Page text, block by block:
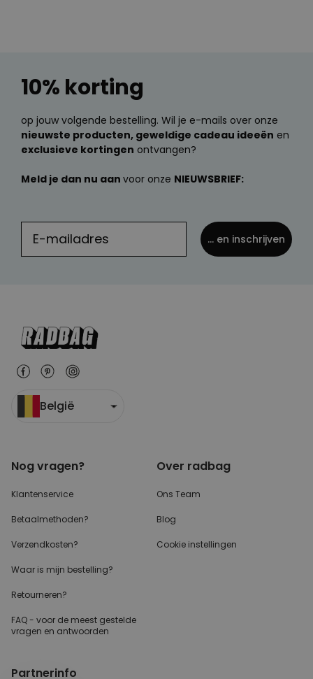
10% korting
op jouw volgende bestelling. Wil je e-mails over onze
nieuwste producten, geweldige cadeau ideeën en
exclusieve kortingen ontvangen?
Meld je dan nu aan voor onze NIEUWSBRIEF:
... en inschrijven
België
Nog vragen?
Klantenservice
Betaalmethoden?
Verzendkosten?
Waar is mijn bestelling?
Retourneren?
FAQ - voor de meest gestelde
vragen en antwoorden
Over radbag
Ons Team
Blog
Cookie instellingen
Partnerinfo